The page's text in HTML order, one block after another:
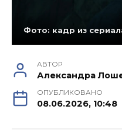
Фото: кадр из
АВТОР
Александра
ОПУБЛИКОВАНО
08.06.2026, 10:48